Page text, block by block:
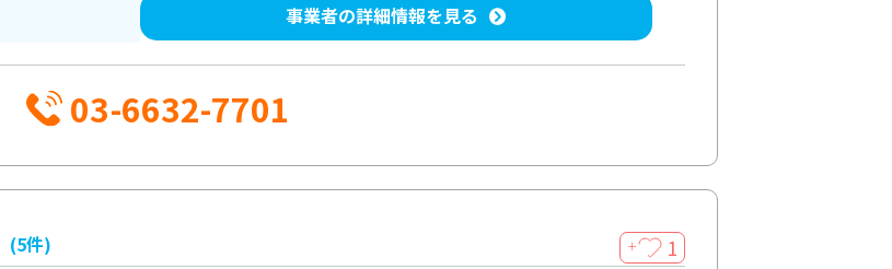
事業者の詳細情報を見る
03-6632-7701
(5件) ＋ 1